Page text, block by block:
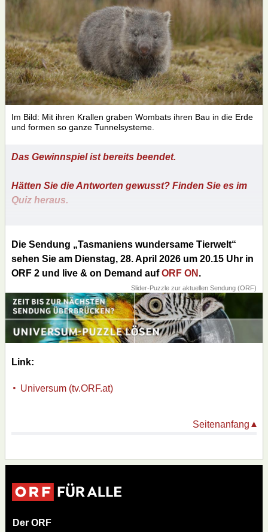
Im Bild: Mit ihren Krallen graben Wombats ihren Bau in die Erde
und formen so ganze Tunnelsysteme.
Das Gewinnspiel ist bereits beendet.
Hätten Sie die Antworten gewusst? Finden Sie es im
Quiz heraus.
Die Sendung „Tasmaniens wundersame Tierwelt“
sehen Sie am Dienstag, 28. April 2026 um 20.15 Uhr in
ORF 2 und live & on Demand aufORF ON .
Slider-Puzzle zur aktuellen Sendung (ORF)
Link:
Universum (tv.ORF.at)
Seitenanfang
Der ORF